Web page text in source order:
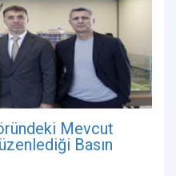
Mevcut
Basın